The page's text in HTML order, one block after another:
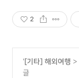
2
' [기타] 해외여행 >
글